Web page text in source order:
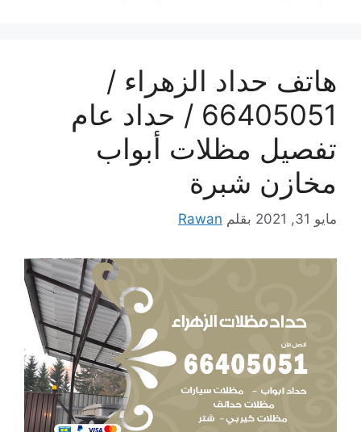
هاتف حداد الزهراء /
66405051 / حداد عام
تفصيل مظلات أبواب
مخازن شبرة
مايو 31, 2021 بقلم Rawan